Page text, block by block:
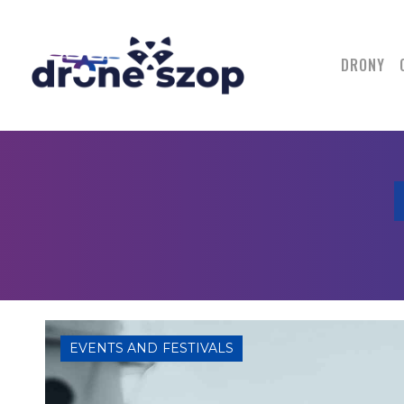
DRONY
EVENTS AND FESTIVALS